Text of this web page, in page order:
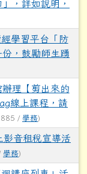
，詳如說明，
學習平台「防
，鼓勵師生踴
理【剪出來的
線上課程，請
885 / 學務)
影音租稅宣導活
學務)